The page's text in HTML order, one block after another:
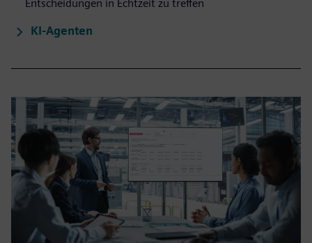
Entscheidungen in Echtzeit zu treffen
KI-Agenten